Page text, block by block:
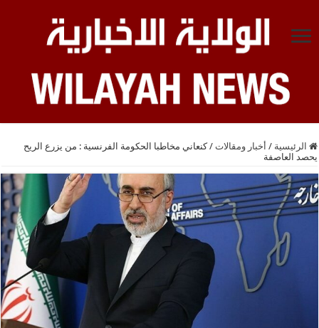
الرئيسية / أخبار ومقالات / كنعاني مخاطبا الحكومة الفرنسية : من يزرع الريح
يحصد العاصفة